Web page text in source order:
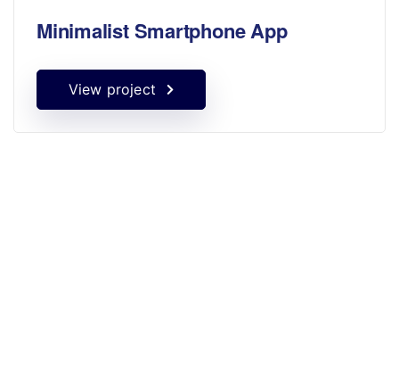
Minimalist Smartphone App
View project